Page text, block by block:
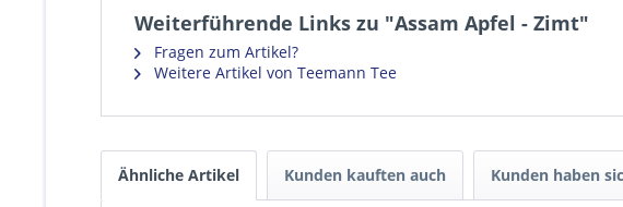
Weiterführende Links zu "Assam Apfel - Zimt"
Fragen zum Artikel?
Weitere Artikel von Teemann Tee
Ähnliche Artikel Kunden kauften auch Kunden haben